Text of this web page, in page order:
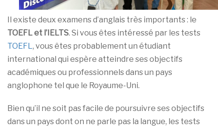
Il existe deux examens d’anglais très importants : le
TOEFL et l’IELTS. Si vous êtes intéressé par les tests
TOEFL , vous êtes probablement un étudiant
international qui espère atteindre ses objectifs
académiques ou professionnels dans un pays
anglophone tel que le Royaume-Uni.
Bien qu’il ne soit pas facile de poursuivre ses objectifs
dans un pays dont on ne parle pas la langue, les tests